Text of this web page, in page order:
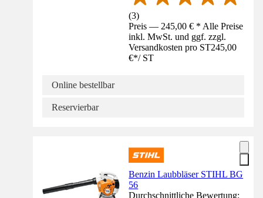
(3)
Preis — 245,00 € * Alle Preise
inkl. MwSt. und ggf. zzgl.
Versandkosten pro ST245,00
€*/ ST
Online bestellbar
Reservierbar
Benzin Laubbläser STIHL BG
56
Durchschnittliche Bewertung: